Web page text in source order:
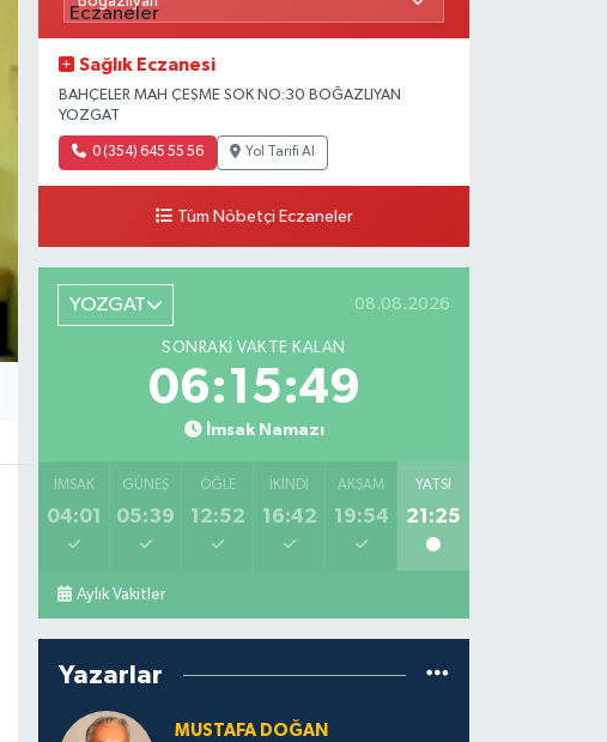
Sağlık Eczanesi
BAHÇELER MAH ÇEŞME SOK NO:30 BOĞAZLIYAN
YOZGAT
0 (354) 645 55 56 Yol Tarifi Al
Tüm Nöbetçi Eczaneler
YOZGAT 08.08.2026
SONRAKI VAKTE KALAN
06:15:49
İmsak Namazı
İMSAK
04:01
GÜNEŞ
05:39
ÖĞLE
12:52
İKINDI
16:42
AKŞAM
19:54
YATSI
21:25
Aylık Vakitler
Yazarlar
MUSTAFA DOĞAN